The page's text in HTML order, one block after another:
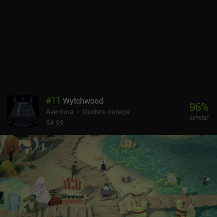
#11 Wytchwood
Aventura
Quebra-cabeça
$4.99
96%
similar